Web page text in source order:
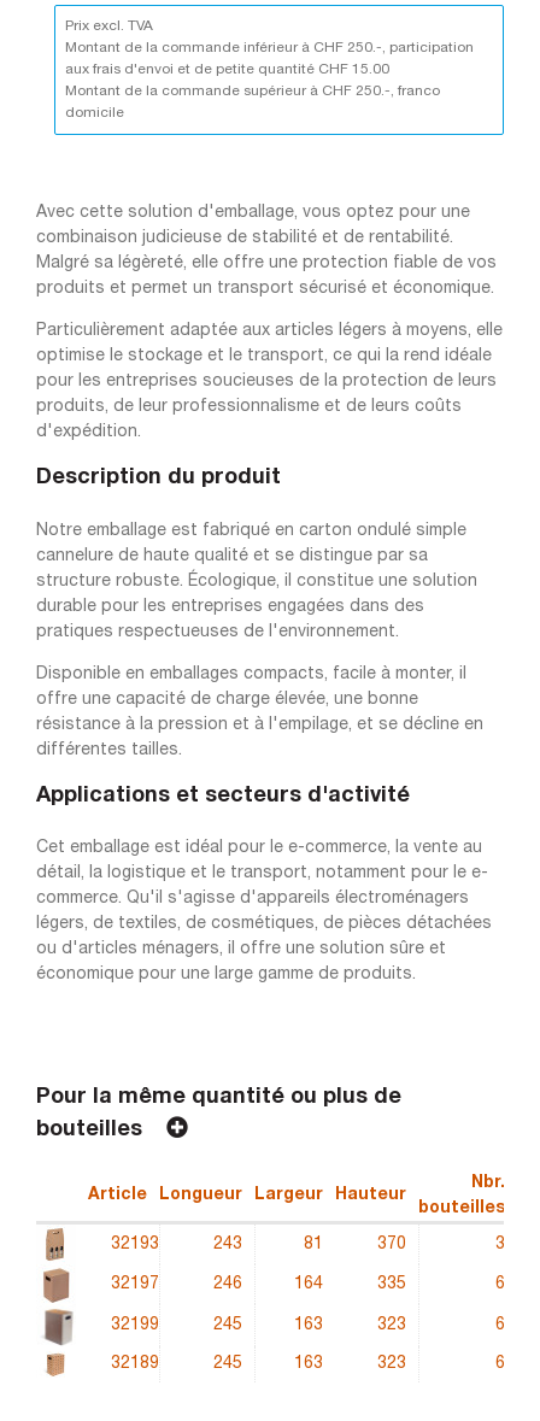
Prix excl. TVA
Montant de la commande inférieur à CHF 250.-, participation
aux frais d'envoi et de petite quantité CHF 15.00
Montant de la commande supérieur à CHF 250.-, franco
domicile
Avec cette solution d'emballage, vous optez pour une
combinaison judicieuse de stabilité et de rentabilité.
Malgré sa légèreté, elle offre une protection fiable de vos
produits et permet un transport sécurisé et économique.
Particulièrement adaptée aux articles légers à moyens, elle
optimise le stockage et le transport, ce qui la rend idéale
pour les entreprises soucieuses de la protection de leurs
produits, de leur professionnalisme et de leurs coûts
d'expédition.
Description du produit
Notre emballage est fabriqué en carton ondulé simple
cannelure de haute qualité et se distingue par sa
structure robuste. Écologique, il constitue une solution
durable pour les entreprises engagées dans des
pratiques respectueuses de l'environnement.
Disponible en emballages compacts, facile à monter, il
offre une capacité de charge élevée, une bonne
résistance à la pression et à l'empilage, et se décline en
différentes tailles.
Applications et secteurs d'activité
Cet emballage est idéal pour le e-commerce, la vente au
détail, la logistique et le transport, notamment pour le e-
commerce. Qu'il s'agisse d'appareils électroménagers
légers, de textiles, de cosmétiques, de pièces détachées
ou d'articles ménagers, il offre une solution sûre et
économique pour une large gamme de produits.
Pour la même quantité ou plus de
bouteilles
Article Longueur Largeur Hauteur
Nbr.
bouteilles
32193 243 81 370 3
32197 246 164 335 6
32199 245 163 323 6
32189 245 163 323 6